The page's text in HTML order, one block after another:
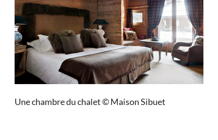
Une chambre du chalet © Maison Sibuet